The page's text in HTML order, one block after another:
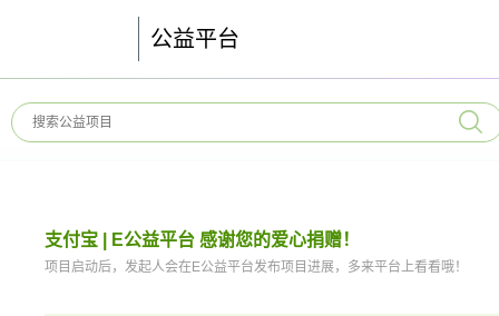
公益平台
支付宝 | E公益平台 感谢您的爱心捐赠！
项目启动后，发起人会在E公益平台发布项目进展，多来平台上看看哦！